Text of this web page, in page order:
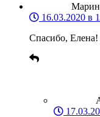
16.03.2020 в
Спасибо,